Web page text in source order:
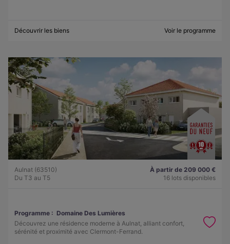
Découvrir les biens Voir le programme
Aulnat (63510)
Du T3 au T5
À partir de 209 000 €
16 lots disponibles
Programme : Domaine Des Lumières
Découvrez une résidence moderne à Aulnat, alliant confort,
sérénité et proximité avec Clermont-Ferrand.